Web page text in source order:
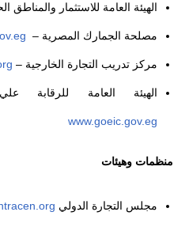
الهيئة العامة للاستثمار والمناطق
مصلحة الجمارك المصرية –
مركز تدريب التجارة الخارجية –
الهيئة العامة للرقابة
www.goeic.gov.eg
منظمات وهيئات
مجلس التجارة الدولي ITC –